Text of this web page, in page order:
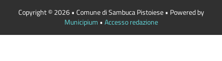
Copyright © 2026 • Comune di Sambuca Pistoiese • Powered by
Municipium • Accesso redazione